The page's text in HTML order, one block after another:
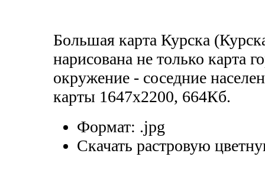
Большая карта Курска
нарисована не только карта
окружение - соседние
карты 1647х2200, 664Кб.
Формат: .jpg
Скачать растровую